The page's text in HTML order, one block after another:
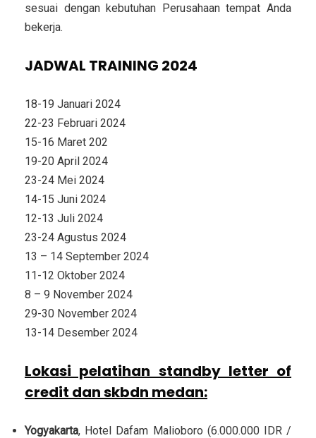
sesuai dengan kebutuhan Perusahaan tempat Anda
bekerja.
JADWAL TRAINING 2024
18-19 Januari 2024
22-23 Februari 2024
15-16 Maret 202
19-20 April 2024
23-24 Mei 2024
14-15 Juni 2024
12-13 Juli 2024
23-24 Agustus 2024
13 – 14 September 2024
11-12 Oktober 2024
8 – 9 November 2024
29-30 November 2024
13-14 Desember 2024
Lokasi pelatihan standby letter of
credit dan skbdn medan:
Yogyakarta, Hotel Dafam Malioboro (6.000.000 IDR /